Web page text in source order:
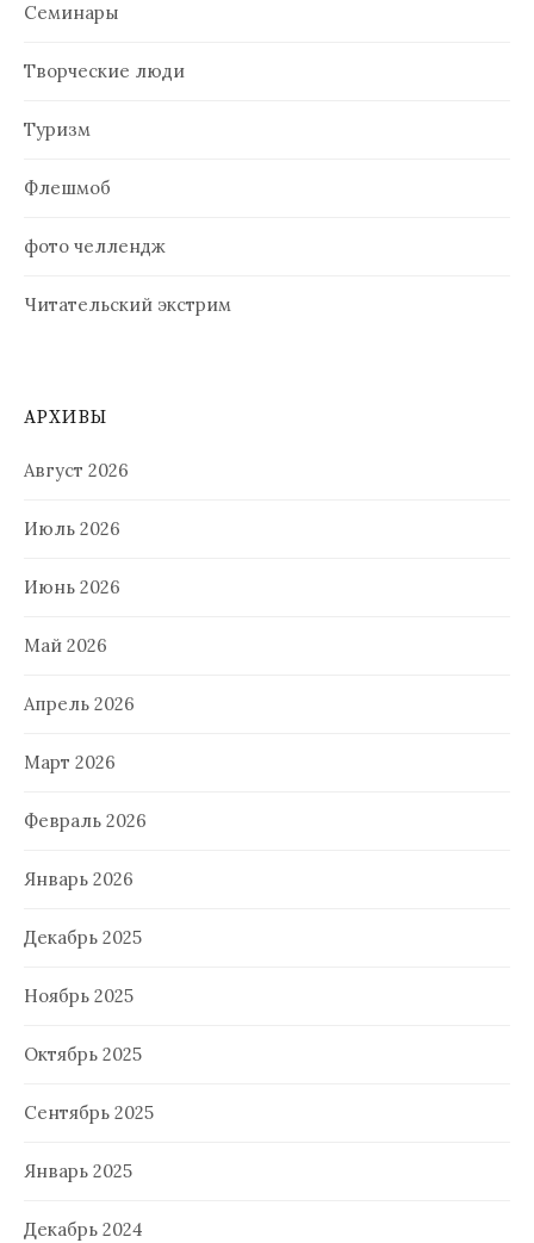
Семинары
Творческие люди
Туризм
Флешмоб
фото челлендж
Читательский экстрим
АРХИВЫ
Август 2026
Июль 2026
Июнь 2026
Май 2026
Апрель 2026
Март 2026
Февраль 2026
Январь 2026
Декабрь 2025
Ноябрь 2025
Октябрь 2025
Сентябрь 2025
Январь 2025
Декабрь 2024